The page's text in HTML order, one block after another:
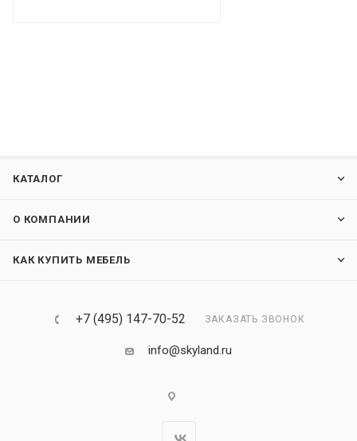
КАТАЛОГ
О КОМПАНИИ
КАК КУПИТЬ МЕБЕЛЬ
+7 (495) 147-70-52 ЗАКАЗАТЬ ЗВОНОК
info@skyland.ru